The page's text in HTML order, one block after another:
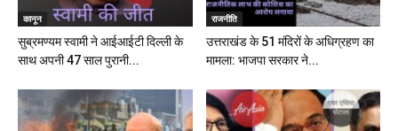
कानून
सुब्रमण्यम स्वामी ने आईआईटी दिल्ली के
साथ अपनी 47 साल पुरानी...
राजनीति
उत्तराखंड के 51 मंदिरों के अधिग्रहण का
मामला: भाजपा सरकार ने...